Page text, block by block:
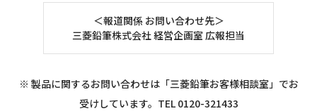
＜報道関係 お問い合わせ先＞
三菱鉛筆株式会社 経営企画室 広報担当
※ 製品に関するお問い合わせは「三菱鉛筆お客様相談室」でお
受けしています。TEL 0120-321433